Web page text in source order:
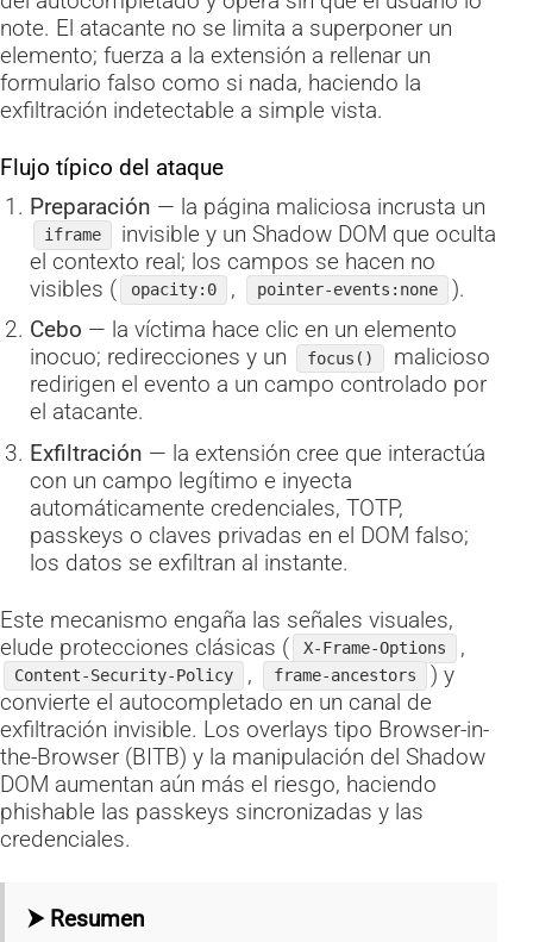
note. El atacante no se limita a superponer un
elemento; fuerza a la extensión a rellenar un
formulario falso como si nada, haciendo la
exfiltración indetectable a simple vista.
Flujo típico del ataque
Preparación — la página maliciosa incrusta un
iframe
invisible y un Shadow DOM que oculta
el contexto real; los campos se hacen no
visibles (
opacity:0 , pointer-events:none
).
Cebo — la víctima hace clic en un elemento
inocuo; redirecciones y un
focus()
malicioso
redirigen el evento a un campo controlado por
el atacante.
Exfiltración — la extensión cree que interactúa
con un campo legítimo e inyecta
automáticamente credenciales, TOTP,
passkeys o claves privadas en el DOM falso;
los datos se exfiltran al instante.
Este mecanismo engaña las señales visuales,
elude protecciones clásicas (
X-Frame-Options ,
Content-Security-Policy , frame-ancestors
) y
convierte el autocompletado en un canal de
exfiltración invisible. Los overlays tipo Browser-in-
the-Browser (BITB) y la manipulación del Shadow
DOM aumentan aún más el riesgo, haciendo
phishable las passkeys sincronizadas y las
credenciales.
⮞ Resumen